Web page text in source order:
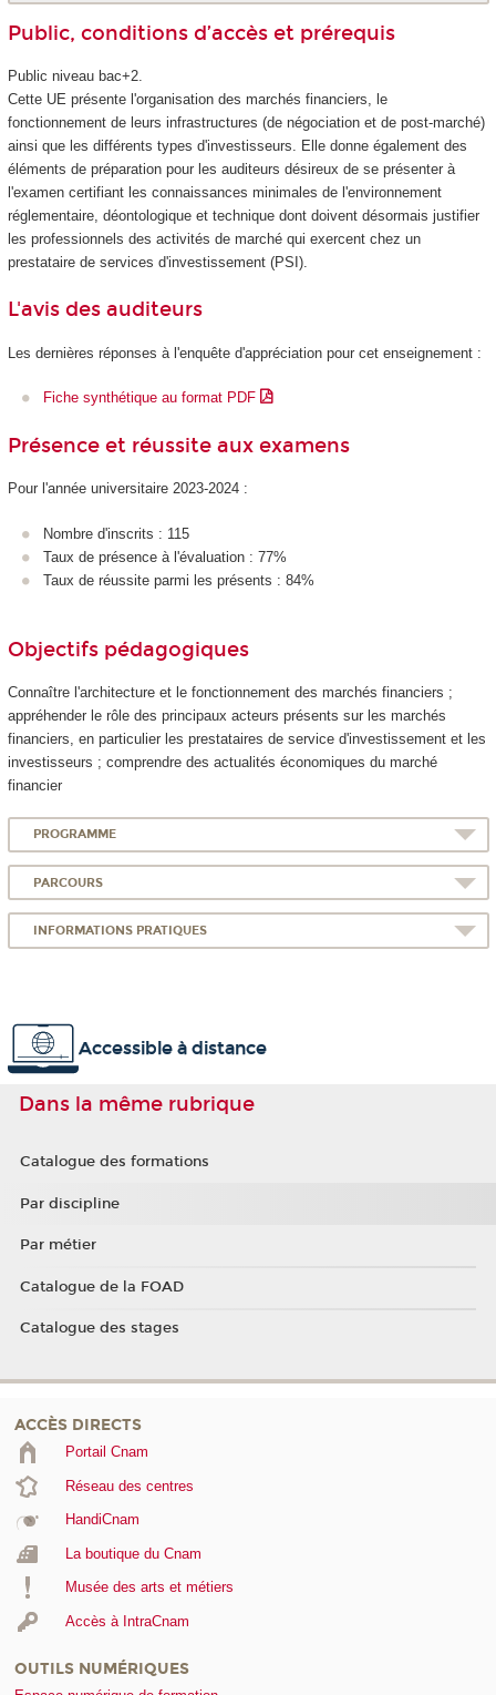
Public, conditions d’accès et prérequis
Public niveau bac+2.
Cette UE présente l'organisation des marchés financiers, le
fonctionnement de leurs infrastructures (de négociation et de post-marché)
ainsi que les différents types d'investisseurs. Elle donne également des
éléments de préparation pour les auditeurs désireux de se présenter à
l'examen certifiant les connaissances minimales de l'environnement
réglementaire, déontologique et technique dont doivent désormais justifier
les professionnels des activités de marché qui exercent chez un
prestataire de services d'investissement (PSI).
L'avis des auditeurs
Les dernières réponses à l'enquête d'appréciation pour cet enseignement :
Fiche synthétique au format PDF
Présence et réussite aux examens
Pour l'année universitaire 2023-2024 :
Nombre d'inscrits : 115
Taux de présence à l'évaluation : 77%
Taux de réussite parmi les présents : 84%
Objectifs pédagogiques
Connaître l'architecture et le fonctionnement des marchés financiers ;
appréhender le rôle des principaux acteurs présents sur les marchés
financiers, en particulier les prestataires de service d'investissement et les
investisseurs ; comprendre des actualités économiques du marché
financier
PROGRAMME
PARCOURS
INFORMATIONS PRATIQUES
Accessible à distance
Dans la même rubrique
Catalogue des formations
Par discipline
Par métier
Catalogue de la FOAD
Catalogue des stages
ACCÈS DIRECTS
Portail Cnam
Réseau des centres
HandiCnam
La boutique du Cnam
Musée des arts et métiers
Accès à IntraCnam
OUTILS NUMÉRIQUES